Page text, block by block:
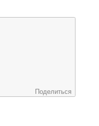
Поделиться